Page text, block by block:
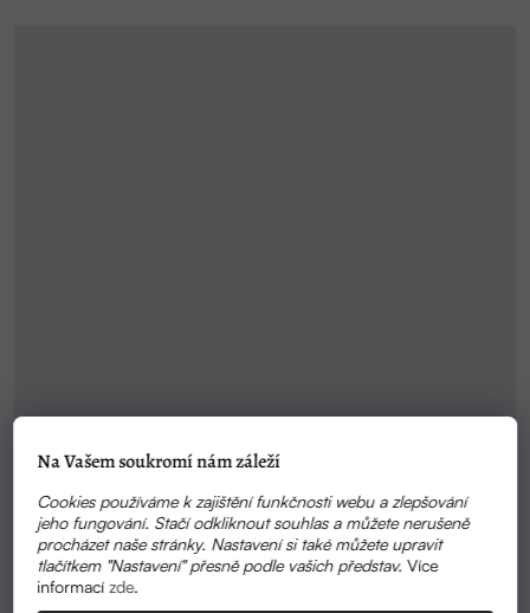
Na Vašem soukromí nám záleží
Cookies používáme k zajištění funkčnosti webu a zlepšování
jeho fungování. Stačí odkliknout souhlas a můžete nerušeně
procházet naše stránky. Nastavení si také můžete upravit
tlačítkem "Nastavení" přesně podle vašich představ.Více
informacízde.